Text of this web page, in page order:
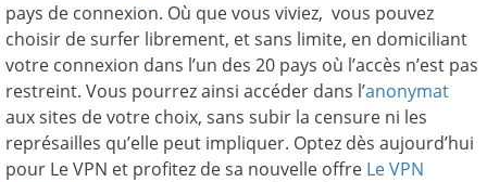
pays de connexion. Où que vous viviez, vous pouvez
choisir de surfer librement, et sans limite, en domiciliant
votre connexion dans l’un des 20 pays où l’accès n’est pas
restreint. Vous pourrez ainsi accéder dans l’anonymat
aux sites de votre choix, sans subir la censure ni les
représailles qu’elle peut impliquer. Optez dès aujourd’hui
pour Le VPN et profitez de sa nouvelle offre Le VPN